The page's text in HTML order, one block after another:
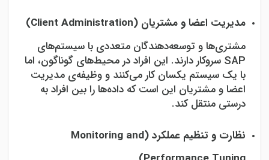
مدیریت اعضا و مشتریان (Client Administration
)
مشتری‌ها و توسعه‌دهندگان متعددی با سیستم‌های
SAP سروکار دارند. این افراد در محیط‌های گوناگون، اما
با یک سیستم یکسان کار می‌کنند و وظیفه‌ی مدیریت
اعضا و مشتریان این است که داده‌ها را بین افراد به
درستی منتقل کند.
نظارت و تنظیم عملکرد (Monitoring and